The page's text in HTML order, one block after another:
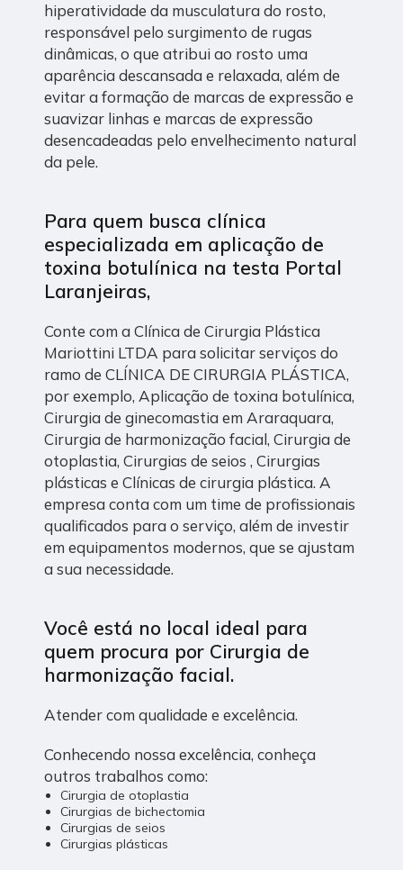
hiperatividade da musculatura do rosto,
responsável pelo surgimento de rugas
dinâmicas, o que atribui ao rosto uma
aparência descansada e relaxada, além de
evitar a formação de marcas de expressão e
suavizar linhas e marcas de expressão
desencadeadas pelo envelhecimento natural
da pele.
Para quem busca clínica
especializada em aplicação de
toxina botulínica na testa Portal
Laranjeiras,
Conte com a Clínica de Cirurgia Plástica
Mariottini LTDA para solicitar serviços do
ramo de CLÍNICA DE CIRURGIA PLÁSTICA,
por exemplo, Aplicação de toxina botulínica,
Cirurgia de ginecomastia em Araraquara,
Cirurgia de harmonização facial, Cirurgia de
otoplastia, Cirurgias de seios , Cirurgias
plásticas e Clínicas de cirurgia plástica. A
empresa conta com um time de profissionais
qualificados para o serviço, além de investir
em equipamentos modernos, que se ajustam
a sua necessidade.
Você está no local ideal para
quem procura por Cirurgia de
harmonização facial.
Atender com qualidade e excelência.
Conhecendo nossa excelência, conheça
outros trabalhos como:
Cirurgia de otoplastia
Cirurgias de bichectomia
Cirurgias de seios
Cirurgias plásticas